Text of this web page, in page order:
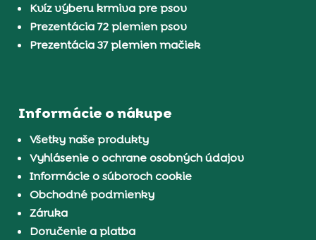
Kvíz výberu krmiva pre psov
Prezentácia 72 plemien psov
Prezentácia 37 plemien mačiek
Informácie o nákupe
Všetky naše produkty
Vyhlásenie o ochrane osobných údajov
Informácie o súboroch cookie
Obchodné podmienky
Záruka
Doručenie a platba